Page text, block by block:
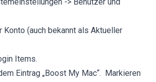
Konto (auch bekannt als Aktueller
Items.
Eintrag „Boost My Mac“. Markieren